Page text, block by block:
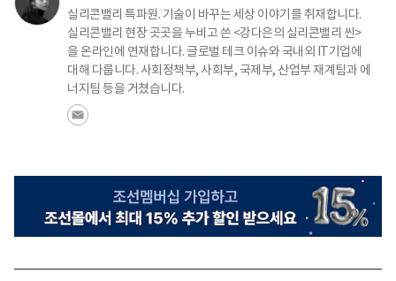
실리콘밸리 특파원. 기술이 바꾸는 세상 이야기를 취재합니다.
실리콘밸리 현장 곳곳을 누비고 쓴 <강다은의 실리콘밸리 씬>
을 온라인에 연재합니다. 글로벌 테크 이슈와 국내외 IT기업에
대해 다룹니다. 사회정책부, 사회부, 국제부, 산업부 재계팀과 에
너지팀 등을 거쳤습니다.